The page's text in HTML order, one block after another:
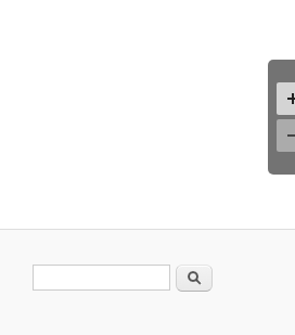
Formulario de búsqueda
Buscar